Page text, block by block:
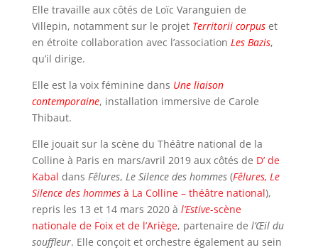
Elle travaille aux côtés de Loïc Varanguien de
Villepin, notamment sur le projet Territorii corpus et
en étroite collaboration avec l’association Les Bazis,
qu’il dirige.
Elle est la voix féminine dans Une liaison
contemporaine, installation immersive de Carole
Thibaut.
Elle jouait sur la scène du Théâtre national de la
Colline à Paris en mars/avril 2019 aux côtés de D’ de
Kabal dans Fêlures, Le Silence des hommes(Fêlures, Le
Silence des hommesà La Colline – théâtre national),
repris les 13 et 14 mars 2020 à l’Estive-scène
nationale de Foix et de l’Ariège, partenaire de l’Œil du
souffleur. Elle conçoit et orchestre également au sein